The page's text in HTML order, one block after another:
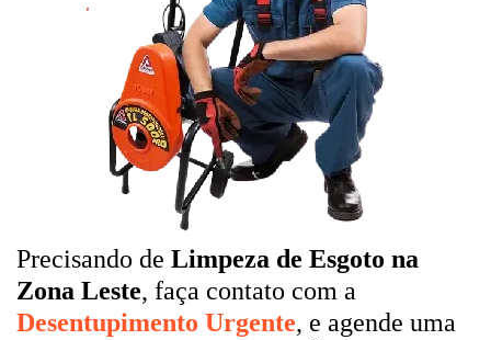
Precisando de Limpeza de Esgoto na
Zona Leste, faça contato com a
Desentupimento Urgente, e agende uma